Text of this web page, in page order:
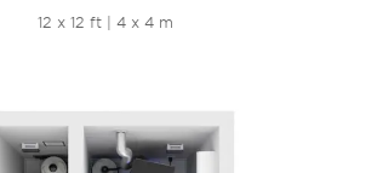
12 x 12 ft | 4 x 4 m